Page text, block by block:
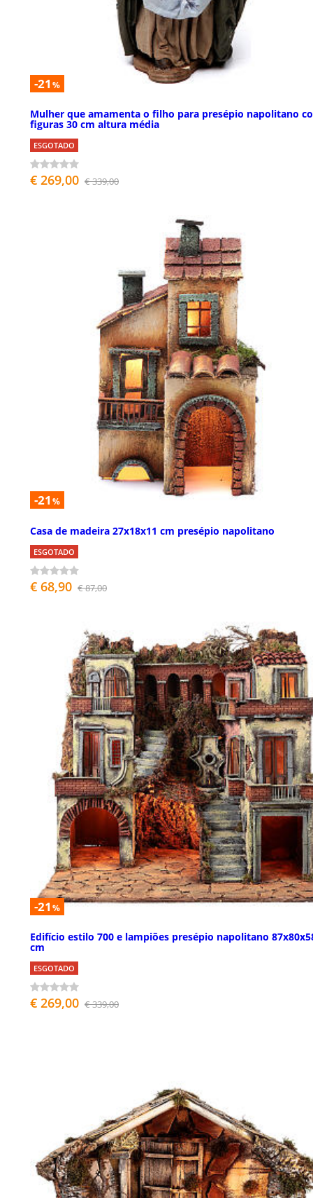
-21 %
Mulher que amamenta o filho para presépio napolitano
figuras 30 cm altura média
ESGOTADO
€ 269,00 € 339,00
-21 %
Casa de madeira 27x18x11 cm presépio napolitano
ESGOTADO
€ 68,90 € 87,00
-21 %
Edifício estilo 700 e lampiões presépio napolitano
cm
ESGOTADO
€ 269,00 € 339,00